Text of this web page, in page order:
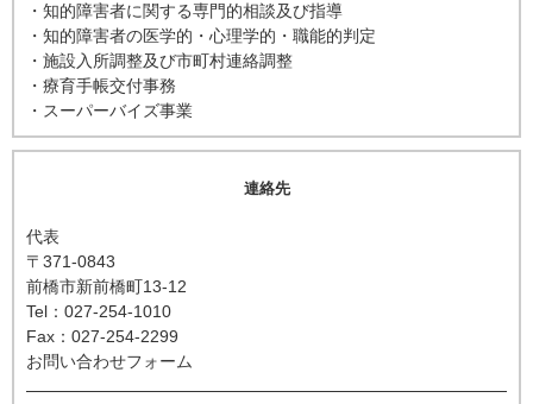
・知的障害者に関する専門的相談及び指導
・知的障害者の医学的・心理学的・職能的判定
・施設入所調整及び市町村連絡調整
・療育手帳交付事務
・スーパーバイズ事業
連絡先
代表
〒371-0843
前橋市新前橋町13-12
Tel：027-254-1010
Fax：027-254-2299
お問い合わせフォーム